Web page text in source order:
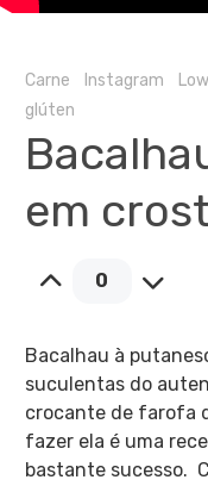
Carne Instagram
glúten
em
0
Bacalhau à
suculentas do
crocante de farofa
fazer ela é uma
bastante sucesso.